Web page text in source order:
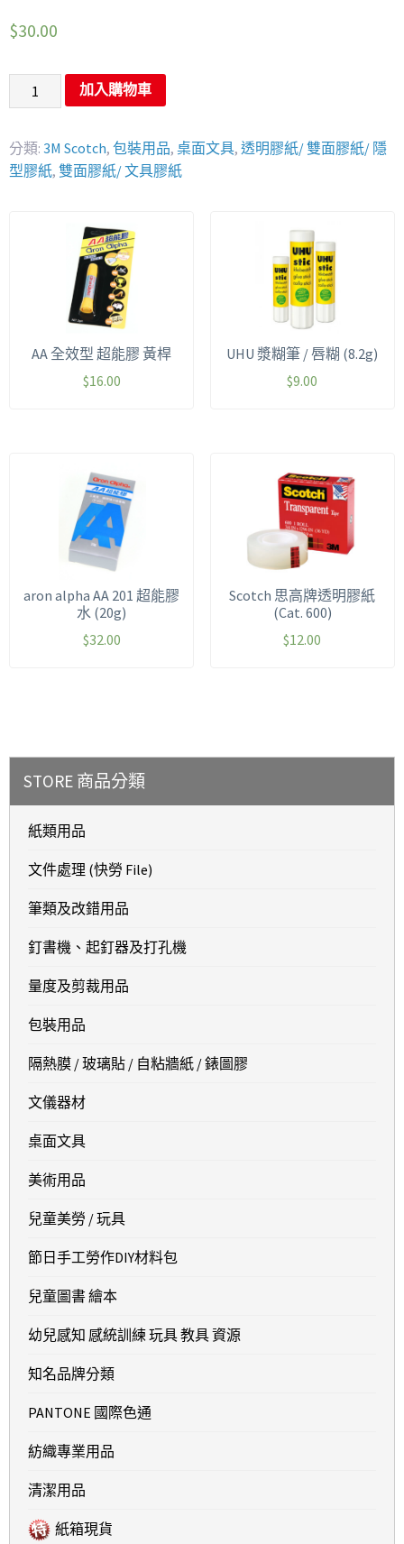
$30.00
加入購物車
分類: 3M Scotch, 包裝用品, 桌面文具, 透明膠紙/ 雙面膠紙/ 隱
型膠紙, 雙面膠紙/ 文具膠紙
AA 全效型 超能膠 黃桿
$16.00
UHU 漿糊筆 / 唇糊 (8.2g)
$9.00
aron alpha AA 201 超能膠
水 (20g)
$32.00
Scotch 思高牌透明膠紙
(Cat. 600)
$12.00
STORE 商品分類
紙類用品
文件處理 (快勞 File)
筆類及改錯用品
釘書機、起釘器及打孔機
量度及剪裁用品
包裝用品
隔熱膜 / 玻璃貼 / 自粘牆紙 / 錶圖膠
文儀器材
桌面文具
美術用品
兒童美勞 / 玩具
節日手工勞作DIY材料包
兒童圖書 繪本
幼兒感知 感統訓練 玩具 教具 資源
知名品牌分類
PANTONE 國際色通
紡織專業用品
清潔用品
紙箱現貨